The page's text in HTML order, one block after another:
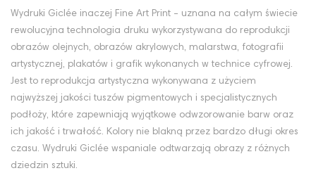
Wydruki Giclée inaczej Fine Art Print - uznana na całym świecie
rewolucyjna technologia druku wykorzystywana do reprodukcji
obrazów olejnych, obrazów akrylowych, malarstwa, fotografii
artystycznej, plakatów i grafik wykonanych w technice cyfrowej.
Jest to reprodukcja artystyczna wykonywana z użyciem
najwyższej jakości tuszów pigmentowych i specjalistycznych
podłoży, które zapewniają wyjątkowe odwzorowanie barw oraz
ich jakość i trwałość. Kolory nie blakną przez bardzo długi okres
czasu. Wydruki Giclée wspaniale odtwarzają obrazy z różnych
dziedzin sztuki.